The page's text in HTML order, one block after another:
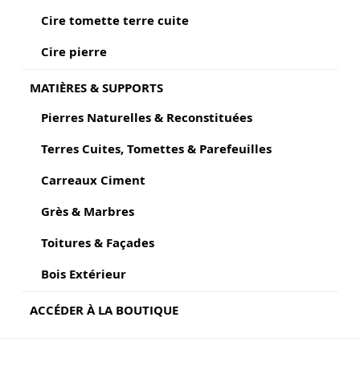
Cire tomette terre cuite
Cire pierre
MATIÈRES & SUPPORTS
Pierres Naturelles & Reconstituées
Terres Cuites, Tomettes & Parefeuilles
Carreaux Ciment
Grès & Marbres
Toitures & Façades
Bois Extérieur
ACCÉDER À LA BOUTIQUE